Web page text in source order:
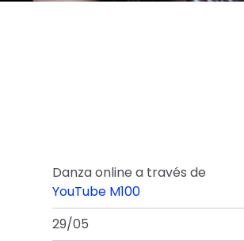
Danza online a través de
YouTube M100
29/05